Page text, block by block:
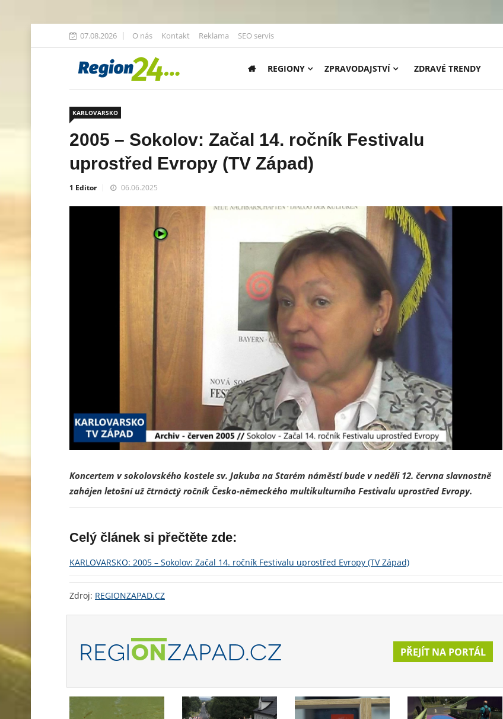
07.08.2026 O nás Kontakt Reklama SEO servis
REGIONY ZPRAVODAJSTVÍ ZDRAVÉ TRENDY
KARLOVARSKO
2005 – Sokolov: Začal 14. ročník Festivalu
uprostřed Evropy (TV Západ)
1 Editor 06.06.2025
Koncertem v sokolovského kostele sv. Jakuba na Starém náměstí bude v neděli 12. června slavnostně
zahájen letošní už čtrnáctý ročník Česko-německého multikulturního Festivalu uprostřed Evropy.
Celý článek si přečtěte zde:
KARLOVARSKO: 2005 – Sokolov: Začal 14. ročník Festivalu uprostřed Evropy (TV Západ)
Zdroj: REGIONZAPAD.CZ
REGIONZAPAD.CZ PŘEJÍT NA PORTÁL